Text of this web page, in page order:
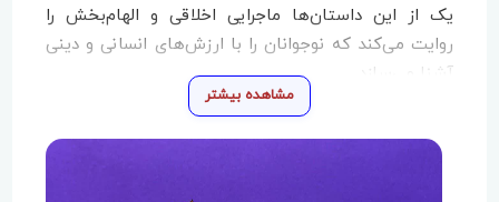
یک از این داستان‌ها ماجرایی اخلاقی و الهام‌بخش را
روایت می‌کند که نوجوانان را با ارزش‌های انسانی و دینی
آشنا می‌سازد.
در داستان نخست با عنوان«هوش ثروت است»
کشاورزی فقیر و دخترش روایت می‌شود که تنها دارایی
مشاهده بیشتر